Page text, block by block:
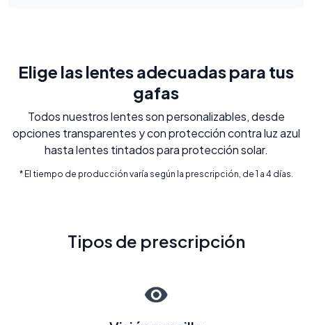
Elige las lentes adecuadas para tus
gafas
Todos nuestros lentes son personalizables, desde
opciones transparentes y con protección contra luz azul
hasta lentes tintados para protección solar.
* El tiempo de producción varía según la prescripción, de 1 a 4 días.
Tipos de prescripción